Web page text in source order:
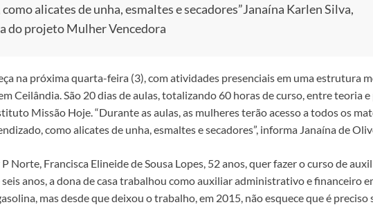
alicates de unha, esmaltes e secadores”Janaína Karlen Silva,
do projeto Mulher Vencedora
na próxima quarta-feira (3), com atividades presenciais em uma estrutura
Ceilândia. São 20 dias de aulas, totalizando 60 horas de curso, entre teoria e
Missão Hoje. “Durante as aulas, as mulheres terão acesso a todos os
como alicates de unha, esmaltes e secadores”, informa Janaína de
Norte, Francisca Elineide de Sousa Lopes, 52 anos, quer fazer o curso de
anos, a dona de casa trabalhou como auxiliar administrativo e financeiro
mas desde que deixou o trabalho, em 2015, não esquece que é preciso